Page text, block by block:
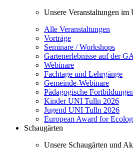
Unsere Veranstaltungen im
Alle Veranstaltungen
Vorträge
Seminare / Workshops
Gartenerlebnisse auf der
Webinare
Fachtage und Lehrgänge
Gemeinde-Webinare
Pädagogische Fortbildungen
Kinder UNI Tulln 2026
Jugend UNI Tulln 2026
European Award for
Schaugärten
Unsere Schaugärten und